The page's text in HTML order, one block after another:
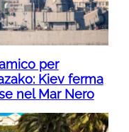
per
Kiev ferma
nel Mar Nero